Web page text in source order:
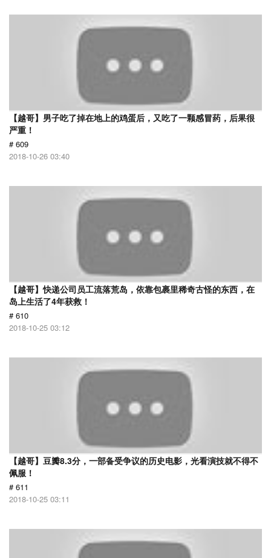
【越哥】男子吃了掉在地上的鸡蛋后，又吃了一颗感冒药，后果很
严重！
# 609
2018-10-26 03:40
【越哥】快递公司员工流落荒岛，依靠包裹里稀奇古怪的东西，在
岛上生活了4年获救！
# 610
2018-10-25 03:12
【越哥】豆瓣8.3分，一部备受争议的历史电影，光看演技就不得不
佩服！
# 611
2018-10-25 03:11